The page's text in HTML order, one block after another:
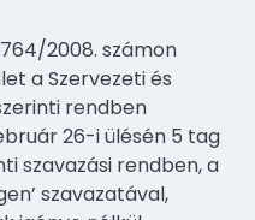
2008. számon
a Szervezeti és
rendben
26-i ülésén 5 tag
szavazási rendben, a
szavazatával,